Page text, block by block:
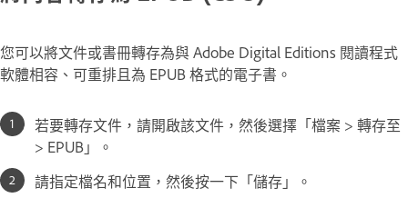
您可以將文件或書冊轉存為與 Adobe Digital Editions 閱讀程式
軟體相容、可重排且為 EPUB 格式的電子書。
若要轉存文件，請開啟該文件，然後選擇「檔案 > 轉存至
> EPUB」。
請指定檔名和位置，然後按一下「儲存」。